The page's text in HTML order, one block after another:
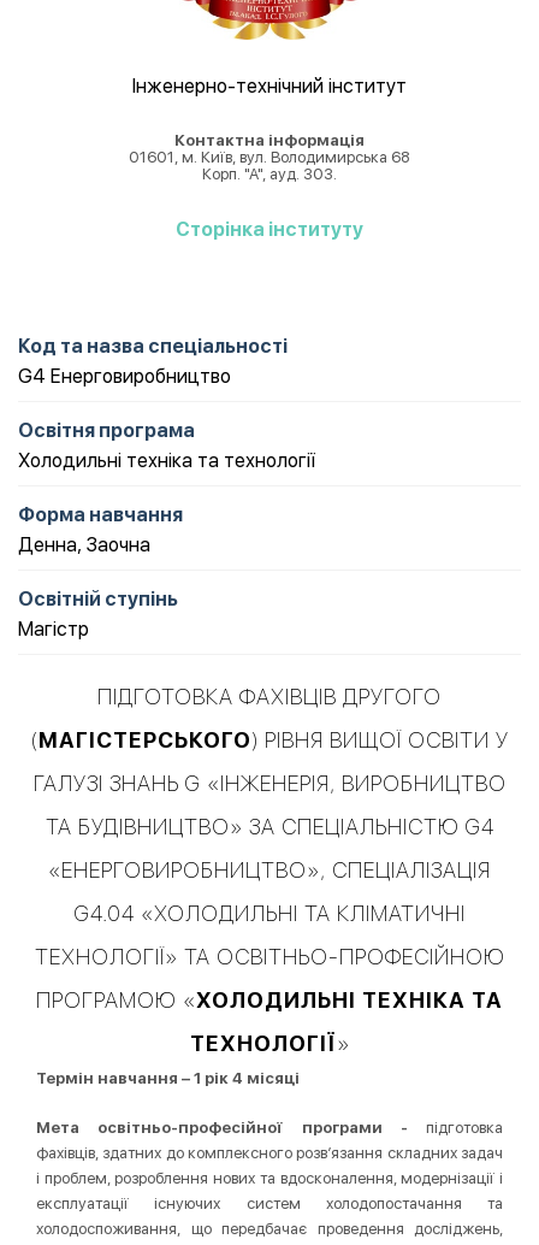
Інженерно-технічний інститут
Контактна інформація
01601, м. Київ, вул. Володимирська 68
Корп. "А", ауд. 303.
Cторінка інституту
Код та назва спеціальності
G4 Енерговиробництво
Освітня програма
Холодильні техніка та технології
Форма навчання
Денна, Заочна
Освітній ступінь
Магістр
ПІДГОТОВКА ФАХІВЦІВ ДРУГОГО
(МАГІСТЕРСЬКОГО) РІВНЯ ВИЩОЇ ОСВІТИ У
ГАЛУЗІ ЗНАНЬ G «ІНЖЕНЕРІЯ, ВИРОБНИЦТВО
ТА БУДІВНИЦТВО» ЗА СПЕЦІАЛЬНІСТЮ G4
«ЕНЕРГОВИРОБНИЦТВО», СПЕЦІАЛІЗАЦІЯ
G4.04 «ХОЛОДИЛЬНІ ТА КЛІМАТИЧНІ
ТЕХНОЛОГІЇ» ТА ОСВІТНЬО-ПРОФЕСІЙНОЮ
ПРОГРАМОЮ «ХОЛОДИЛЬНІ ТЕХНІКА ТА
ТЕХНОЛОГІЇ»
Термін навчання – 1 рік 4 місяці
Мета освітньо-професійної програми - підготовка
фахівців, здатних до комплексного розв’язання складних задач
і проблем, розроблення нових та вдосконалення, модернізації і
експлуатації існуючих систем холодопостачання та
холодоспоживання, що передбачає проведення досліджень,